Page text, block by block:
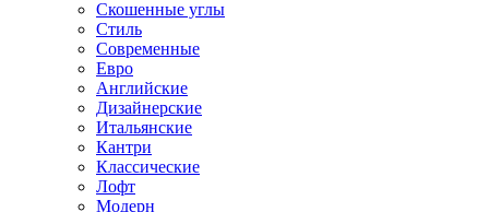
Скошенные углы
Стиль
Современные
Евро
Английские
Дизайнерские
Итальянские
Кантри
Классические
Лофт
Модерн